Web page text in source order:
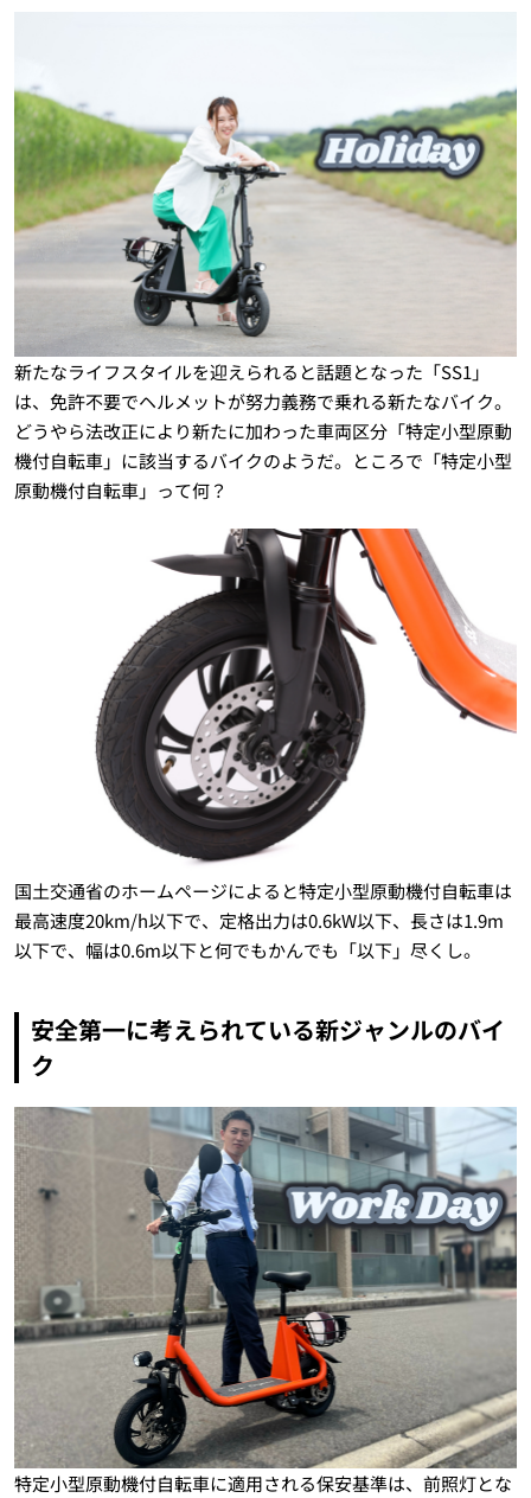
新たなライフスタイルを迎えられると話題となった「SS1」
は、免許不要でヘルメットが努力義務で乗れる新たなバイク。
どうやら法改正により新たに加わった車両区分「特定小型原動
機付自転車」に該当するバイクのようだ。ところで「特定小型
原動機付自転車」って何？
国土交通省のホームページによると特定小型原動機付自転車は
最高速度20km/h以下で、定格出力は0.6kW以下、長さは1.9m
以下で、幅は0.6m以下と何でもかんでも「以下」尽くし。
安全第一に考えられている新ジャンルのバイ
ク
特定小型原動機付自転車に適用される保安基準は、前照灯とな